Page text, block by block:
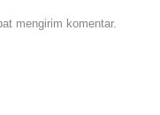
mengirim komentar.